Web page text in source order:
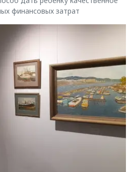
финансовых затрат